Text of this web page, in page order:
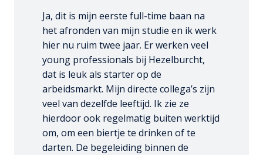
Ja, dit is mijn eerste full-time baan na
het afronden van mijn studie en ik werk
hier nu ruim twee jaar. Er werken veel
young professionals bij Hezelburcht,
dat is leuk als starter op de
arbeidsmarkt. Mijn directe collega’s zijn
veel van dezelfde leeftijd. Ik zie ze
hierdoor ook regelmatig buiten werktijd
om, om een biertje te drinken of te
darten. De begeleiding binnen de